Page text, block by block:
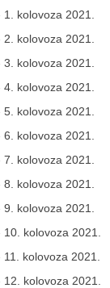
kolovoza 2021.
kolovoza 2021.
kolovoza 2021.
kolovoza 2021.
kolovoza 2021.
kolovoza 2021.
kolovoza 2021.
kolovoza 2021.
kolovoza 2021.
kolovoza 2021.
kolovoza 2021.
kolovoza 2021.